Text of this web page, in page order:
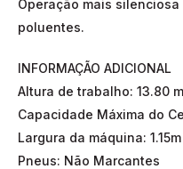
Operação mais
poluentes.
INFORMAÇÃO ADICIONAL
Altura de trabalho: 13.80
Capacidade Máxima do
Largura da máquina: 1.15m
Pneus: Não Marcantes